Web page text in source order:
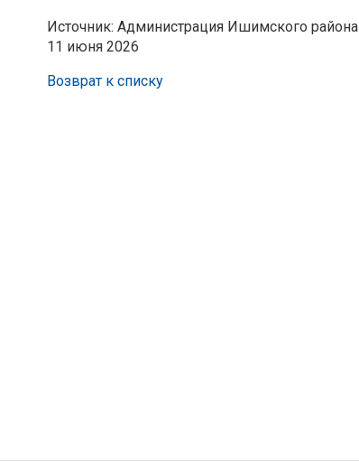
Источник: Администрация Ишимского района
11 июня 2026
Возврат к списку